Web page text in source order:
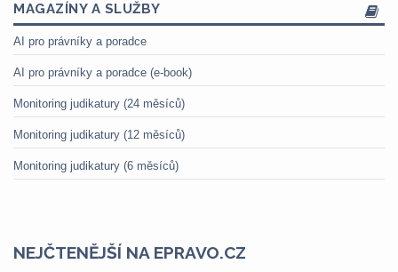
MAGAZÍNY A SLUŽBY
AI pro právníky a poradce
AI pro právníky a poradce (e-book)
Monitoring judikatury (24 měsíců)
Monitoring judikatury (12 měsíců)
Monitoring judikatury (6 měsíců)
NEJČTENĚJŠÍ NA EPRAVO.CZ